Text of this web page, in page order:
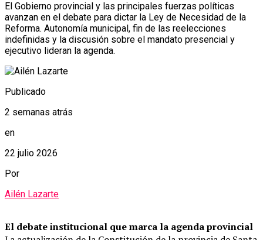
El Gobierno provincial y las principales fuerzas políticas
avanzan en el debate para dictar la Ley de Necesidad de la
Reforma. Autonomía municipal, fin de las reelecciones
indefinidas y la discusión sobre el mandato presencial y
ejecutivo lideran la agenda.
Publicado
2 semanas atrás
en
22 julio 2026
Por
Ailén Lazarte
El debate institucional que marca la agenda provincial